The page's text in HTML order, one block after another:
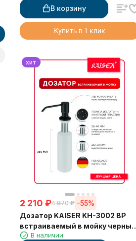
В корзину
Купить в 1 клик
хит
2 210 ₽4 870 ₽ -55%
Дозатор KAISER KH-3002 BP
встраиваемый в мойку черный
мрамор
В наличии